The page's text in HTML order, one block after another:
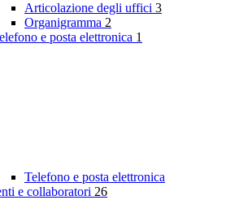
Articolazione degli uffici 3
Organigramma 2
e posta elettronica 1
Telefono e posta elettronica
e collaboratori 26